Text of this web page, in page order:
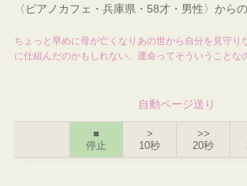
〈ピアノカフェ・兵庫県・58才・男性〉から
ちょっと早めに母が亡くなりあの世から自分を見守り
に仕組んだのかもしれない。運命ってそういうことな
自動ページ送り
■
停止
>
10秒
>>
20秒